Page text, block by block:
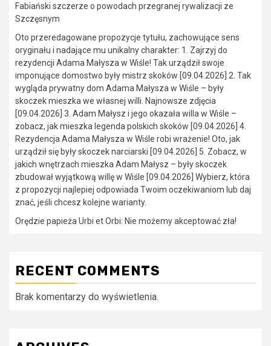
Fabiański szczerze o powodach przegranej rywalizacji ze
Szczęsnym
Oto przeredagowane propozycje tytułu, zachowujące sens
oryginału i nadające mu unikalny charakter: 1. Zajrzyj do
rezydencji Adama Małysza w Wiśle! Tak urządził swoje
imponujące domostwo były mistrz skoków [09.04.2026] 2. Tak
wygląda prywatny dom Adama Małysza w Wiśle – były
skoczek mieszka we własnej willi. Najnowsze zdjęcia
[09.04.2026] 3. Adam Małysz i jego okazała willa w Wiśle –
zobacz, jak mieszka legenda polskich skoków [09.04.2026] 4.
Rezydencja Adama Małysza w Wiśle robi wrażenie! Oto, jak
urządził się były skoczek narciarski [09.04.2026] 5. Zobacz, w
jakich wnętrzach mieszka Adam Małysz – były skoczek
zbudował wyjątkową willę w Wiśle [09.04.2026] Wybierz, która
z propozycji najlepiej odpowiada Twoim oczekiwaniom lub daj
znać, jeśli chcesz kolejne warianty.
Orędzie papieża Urbi et Orbi: Nie możemy akceptować zła!
RECENT COMMENTS
Brak komentarzy do wyświetlenia.